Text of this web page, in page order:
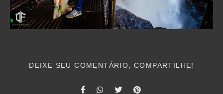
DEIXE SEU COMENTÁRIO, COMPARTILHE!